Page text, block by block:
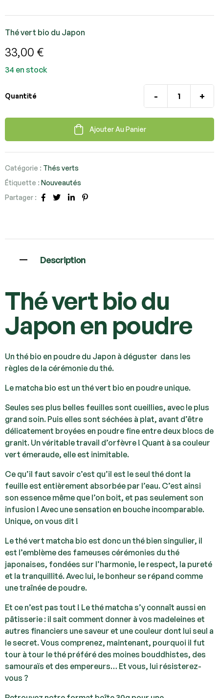
Thé vert bio du Japon
33,00 €
34 en stock
Quantité - +
Ajouter Au Panier
Catégorie : Thés verts
Étiquette : Nouveautés
Partager :
Facebook
TwitterLinkedin
Description
Thé vert bio du
Japon en poudre
Un thé bio en poudre du Japon à déguster dans les
règles de la cérémonie du thé.
Le matcha bio est un thé vert bio en poudre unique.
Seules ses plus belles feuilles sont cueillies, avec le plus
grand soin. Puis elles sont séchées à plat, avant d’être
délicatement broyées en poudre fine entre deux blocs de
granit. Un véritable travail d’orfèvre ! Quant à sa couleur
vert émeraude, elle est inimitable.
Ce qu’il faut savoir c’est qu’il est le seul thé dont la
feuille est entièrement absorbée par l’eau. C’est ainsi
son essence même que l’on boit, et pas seulement son
infusion ! Avec une sensation en bouche incomparable.
Unique, on vous dit !
Le thé vert matcha bio est donc un thé bien singulier, il
est l’emblème des fameuses cérémonies du thé
japonaises, fondées sur l’harmonie, le respect, la pureté
et la tranquillité. Avec lui, le bonheur se répand comme
une traînée de poudre.
Et ce n’est pas tout ! Le thé matcha s’y connaît aussi en
pâtisserie : il sait comment donner à vos madeleines et
autres financiers une saveur et une couleur dont lui seul a
le secret. Vous comprenez, maintenant, pourquoi il fut
tour à tour le thé préféré des moines bouddhistes, des
samouraïs et des empereurs… Et vous, lui résisterez-
vous ?